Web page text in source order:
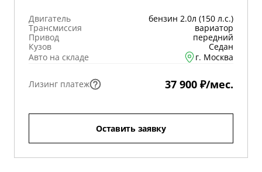
Двигатель
бензин 2.0л (150 л.с.)
Трансмиссия
вариатор
Привод
передний
Кузов
Седан
Авто на складе
г. Москва
Лизинг платеж 37 900 ₽/мес.
Оставить заявку